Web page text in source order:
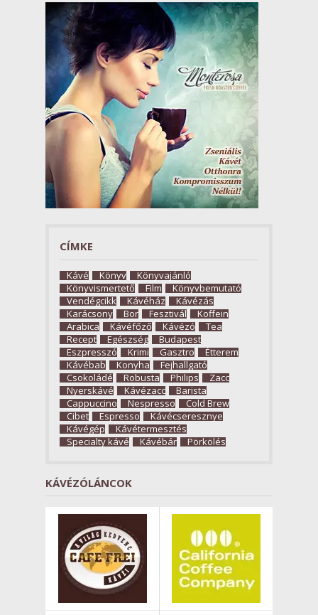
CÍMKE
Kávé Könyv
Könyvajánló
Könyvismertető
Film
Könyvbemutató
Vendégcikk
Kávéház
Kávézás
Karácsony
Bor Fesztivál
Koffein
Arabica
Kávéfőző Kávézó
Tea
Recept
Egészség
Budapest
Eszpresszó
Krimi Gasztro
Étterem
Kávébab
Konyha
Fejhallgató
Csokoládé
Robusta Philips
Zacc
Nyerskávé
Kávézacc
Barista
Cappuccino
Nespresso
Cold Brew
Cibet
Espresso
Kávécseresznye
Kávégép
Kávétermesztés
Specialty kávé
Kávébár Pörkölés
KÁVÉZÓLÁNCOK